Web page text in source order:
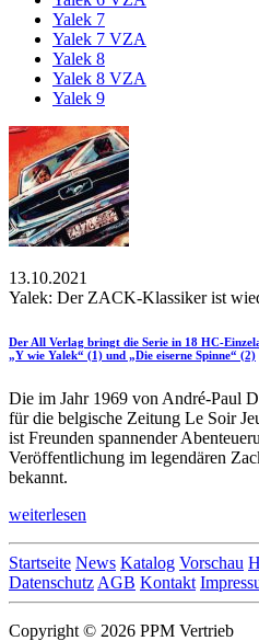
Yalek 7
Yalek 7 VZA
Yalek 8
Yalek 8 VZA
Yalek 9
13.10.2021
Yalek: Der ZACK-Klassiker ist
Der All Verlag bringt die Serie in 18 HC-
„Y wie Yalek“ (1) und „Die eiserne Spinne“ (2)
Die im Jahr 1969 von André-Paul
für die belgische Zeitung Le Soir
ist Freunden spannender
Veröffentlichung im legendären
bekannt.
weiterlesen
Startseite News Katalog Vorschau
Datenschutz AGB Kontakt
Copyright © 2026 PPM Vertrieb